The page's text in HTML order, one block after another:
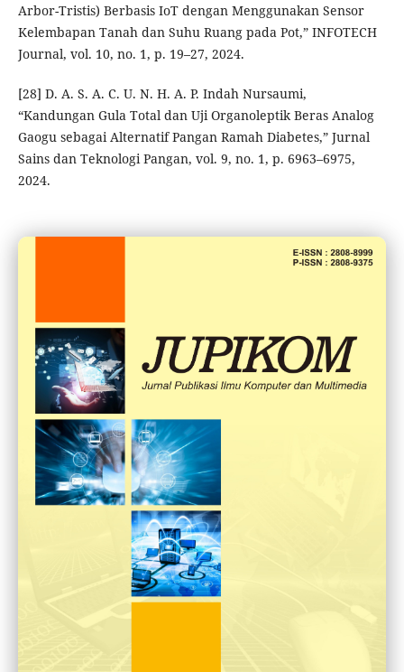
Arbor-Tristis) Berbasis IoT dengan Menggunakan Sensor
Kelembapan Tanah dan Suhu Ruang pada Pot,” INFOTECH
Journal, vol. 10, no. 1, p. 19–27, 2024.
[28] D. A. S. A. C. U. N. H. A. P. Indah Nursaumi,
“Kandungan Gula Total dan Uji Organoleptik Beras Analog
Gaogu sebagai Alternatif Pangan Ramah Diabetes,” Jurnal
Sains dan Teknologi Pangan, vol. 9, no. 1, p. 6963–6975,
2024.